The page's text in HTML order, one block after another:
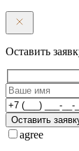
Оставить
Оставить
agree